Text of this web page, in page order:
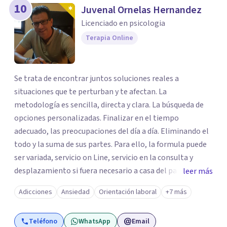
10 Juvenal Ornelas Hernandez
Licenciado en psicologia
Terapia Online
Se trata de encontrar juntos soluciones reales a
situaciones que te perturban y te afectan. La
metodología es sencilla, directa y clara. La búsqueda de
opciones personalizadas. Finalizar en el tiempo
adecuado, las preocupaciones del día a día. Eliminando el
todo y la suma de sus partes. Para ello, la formula puede
ser variada, servicio on Line, servicio en la consulta y
desplazamiento si fuera necesario a casa del paciente.
Todos los caminos para una sola solucionar, erradicar en
el menor tiempo posible el estado de sufrimiento que
puedas estar padeciendo en este momento. Solo debes
decidir y actuar para cambiar el ritmo de tu vida. Ese es el
leer más
Adicciones Ansiedad Orientación laboral +7 más
Teléfono WhatsApp Email